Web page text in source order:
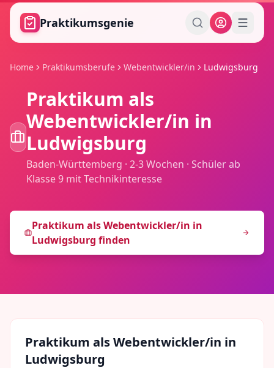
Zum Hauptinhalt springen
Praktikumsgenie
Home Praktikumsberufe Webentwickler/in Ludwigsburg
Praktikum als
Webentwickler/in in
Ludwigsburg
Baden-Württemberg · 2-3 Wochen · Schüler ab
Klasse 9 mit Technikinteresse
Praktikum alsWebentwickler/in in
Ludwigsburg finden
Praktikum alsWebentwickler/in in
Ludwigsburg